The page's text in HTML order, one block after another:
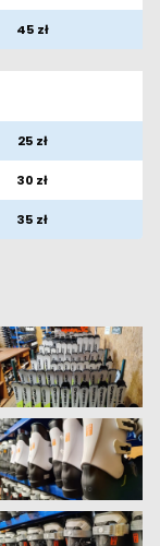
45 zł
25 zł
30 zł
35 zł